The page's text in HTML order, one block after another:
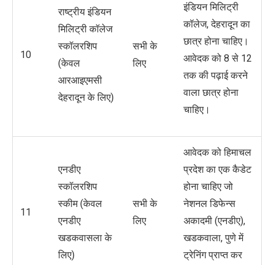
10
राष्ट्रीय इंडियन
मिलिट्री कॉलेज
स्कॉलरशिप
(केवल
आरआइएमसी
देहरादून के लिए)
सभी के
लिए
इंडियन मिलिट्री
कॉलेज, देहरादून का
छात्र होना चाहिए।
आवेदक को 8 से 12
तक की पढ़ाई करने
वाला छात्र होना
चाहिए।
11
एनडीए
स्कॉलरशिप
स्कीम (केवल
एनडीए
खडकवासला के
लिए)
सभी के
लिए
आवेदक को हिमाचल
प्रदेश का एक कैडेट
होना चाहिए जो
नेशनल डिफेन्स
अकादमी (एनडीए),
खडकवाला, पुणे में
ट्रेनिंग प्राप्त कर